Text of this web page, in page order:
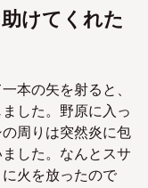
けてくれた
本の矢を射ると、
した。野原に入っ
周りは突然炎に包
した。なんとスサ
火を放ったので